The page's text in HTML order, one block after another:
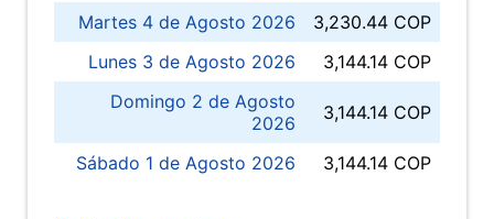
Martes 4 de Agosto 2026
3,230.44 COP
Lunes 3 de Agosto 2026
3,144.14 COP
Domingo 2 de Agosto
2026
3,144.14 COP
Sábado 1 de Agosto 2026 3,144.14 COP